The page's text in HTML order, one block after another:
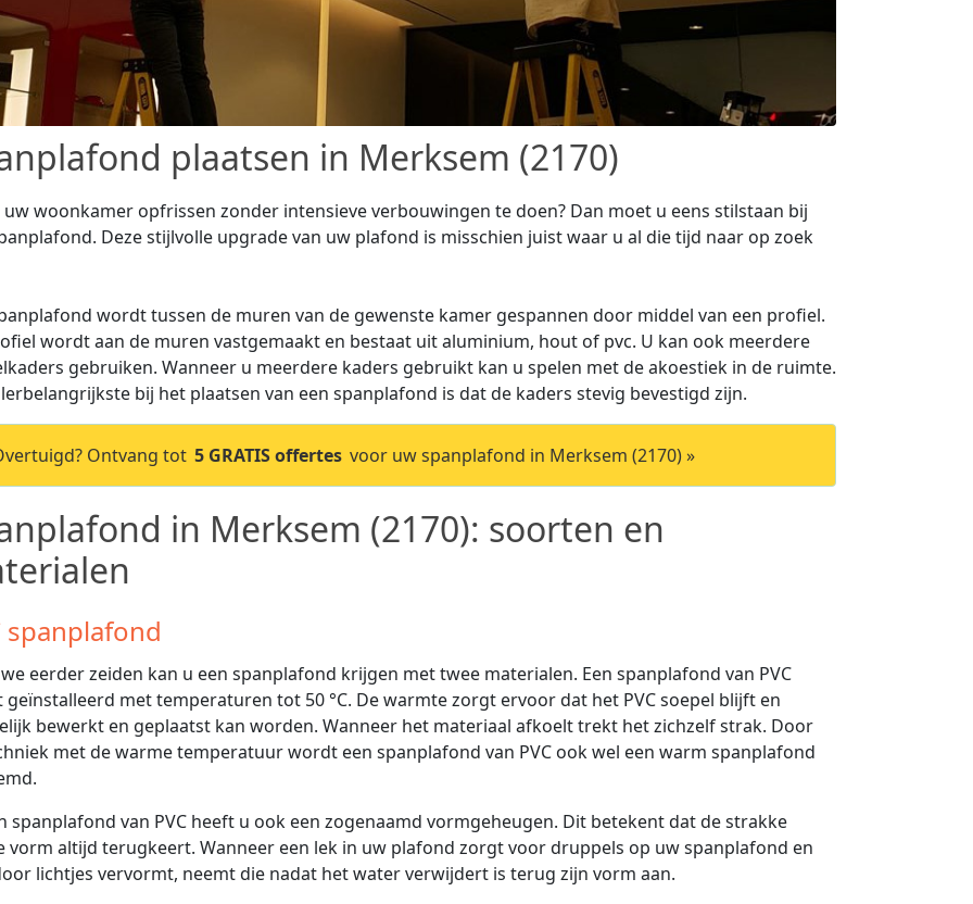
plaatsen in Merksem (2170)
woonkamer opfrissen zonder intensieve verbouwingen te doen? Dan moet u eens stilstaan bij
Deze stijlvolle upgrade van uw plafond is misschien juist waar u al die tijd naar op zoek
wordt tussen de muren van de gewenste kamer gespannen door middel van een profiel.
wordt aan de muren vastgemaakt en bestaat uit aluminium, hout of pvc. U kan ook meerdere
gebruiken. Wanneer u meerdere kaders gebruikt kan u spelen met de akoestiek in de ruimte.
bij het plaatsen van een spanplafond is dat de kaders stevig bevestigd zijn.
Ontvang tot 5 GRATIS offertes voor uw spanplafond in Merksem (2170) »
in Merksem (2170): soorten en
spanplafond
eerder zeiden kan u een spanplafond krijgen met twee materialen. Een spanplafond van PVC
met temperaturen tot 50 °C. De warmte zorgt ervoor dat het PVC soepel blijft en
bewerkt en geplaatst kan worden. Wanneer het materiaal afkoelt trekt het zichzelf strak. Door
met de warme temperatuur wordt een spanplafond van PVC ook wel een warm spanplafond
spanplafond van PVC heeft u ook een zogenaamd vormgeheugen. Dit betekent dat de strakke
vorm altijd terugkeert. Wanneer een lek in uw plafond zorgt voor druppels op uw spanplafond en
lichtjes vervormt, neemt die nadat het water verwijdert is terug zijn vorm aan.